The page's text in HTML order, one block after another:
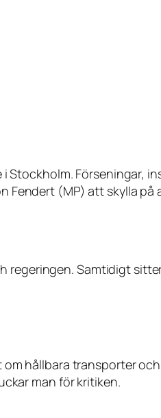
Förseningar,
Fendert (MP) att skylla på
regeringen. Samtidigt
hållbara transporter
man för kritiken.